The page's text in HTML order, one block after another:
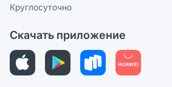
Политика рекомендаций
Этика и соответствие
Политика в отношении обработки
Круглосуточно
Скачать приложение